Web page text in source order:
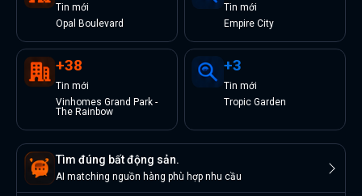
Tin mới
Opal Boulevard
Tin mới
Empire City
+38
Tin mới
Vinhomes Grand Park -
The Rainbow
+3
Tin mới
Tropic Garden
Tìm đúng bất động sản.
AI matching nguồn hàng phù hợp nhu cầu